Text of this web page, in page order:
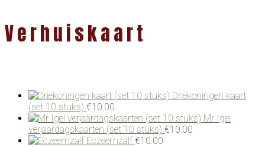
Verhuiskaart
Driekoningen kaart
(set 10 stuks) €10.00
Mr Igel
verjaardagskaarten (set 10 stuks) €10.00
Eczeemzalf €10.00